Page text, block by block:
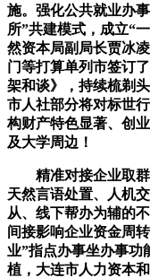
施。强化公共就业办
所”共建模式，成立“
然资本局副局长贾冰
门等打算单列市签订
架和谈》，持续梳剃
市人社部分将对标世
构财产特色显著、创
及大学周边！
精准对接企业取群
天然言语处置、人机
从、线下帮办为辅的
间接影响企业资金周
业”指点办事坐办事功
植，大连市人力资本